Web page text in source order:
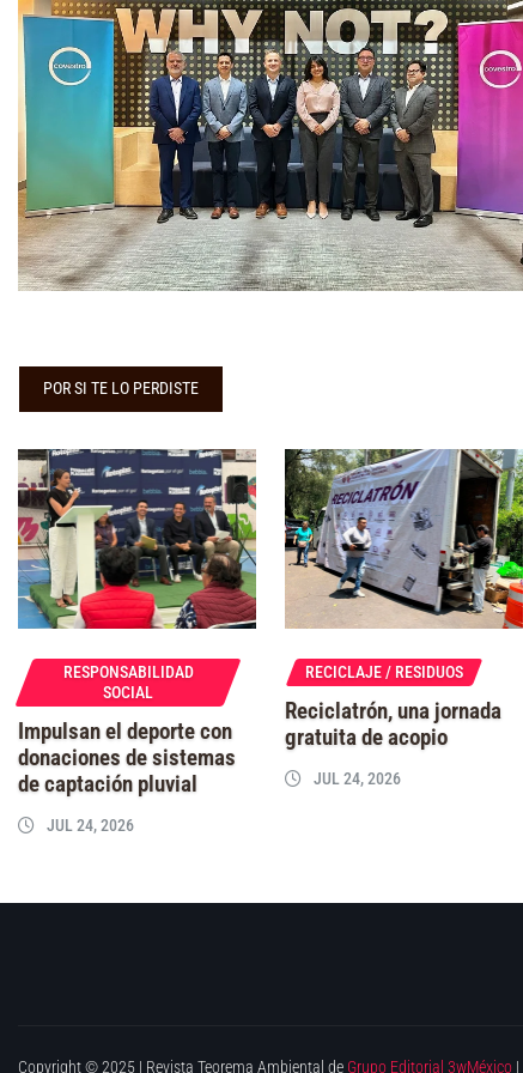
POR SI TE LO PERDISTE
RESPONSABILIDAD
SOCIAL
Impulsan el deporte con
donaciones de sistemas
de captación pluvial
JUL 24, 2026
RECICLAJE / RESIDUOS
Reciclatrón, una jornada
gratuita de acopio
JUL 24, 2026
Copyright © 2025 | Revista Teorema Ambiental de Grupo Editorial 3wMéxico |